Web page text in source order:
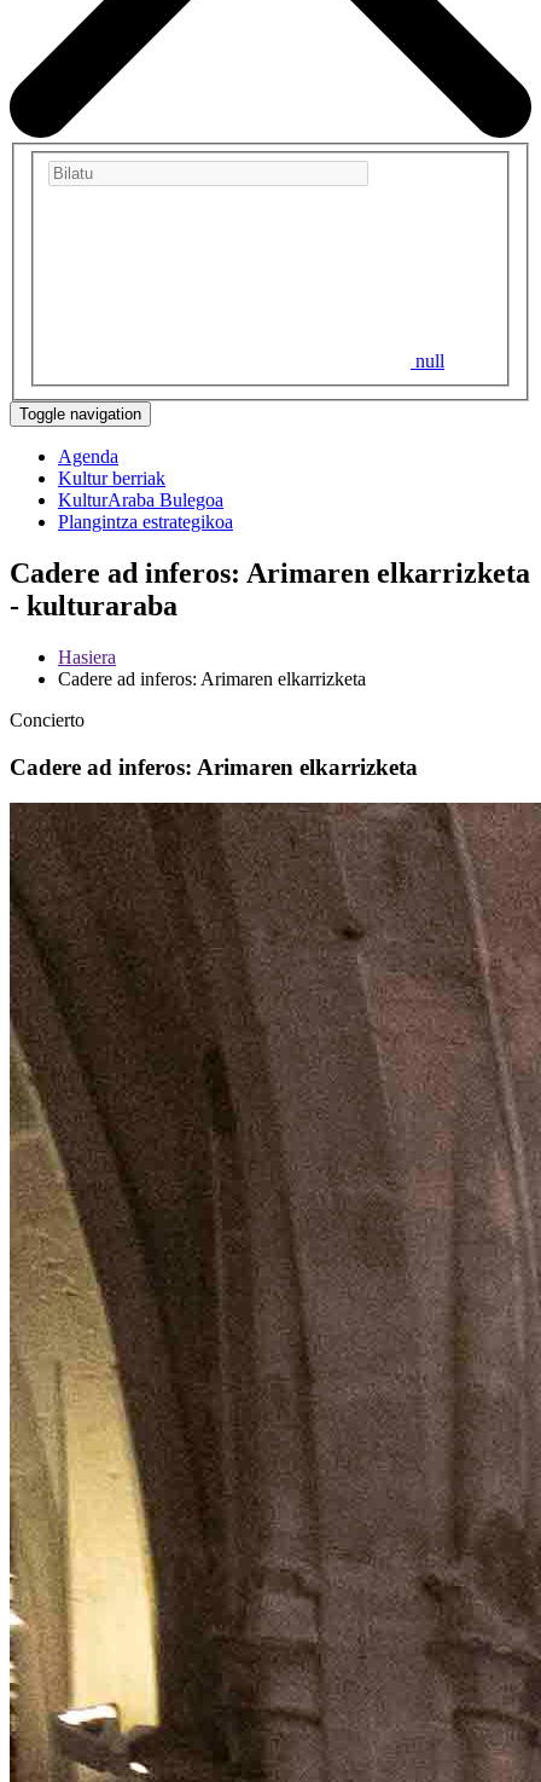
null
Toggle navigation
Agenda
Kultur berriak
KulturAraba Bulegoa
Plangintza estrategikoa
Cadere ad inferos: Arimaren elkarrizketa
- kulturaraba
Hasiera
Cadere ad inferos: Arimaren elkarrizketa
Concierto
Cadere ad inferos: Arimaren elkarrizketa